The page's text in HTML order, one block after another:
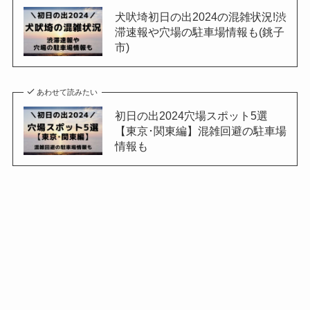
犬吠埼初日の出2024の混雑状況!渋
滞速報や穴場の駐車場情報も(銚子
市)
あわせて読みたい
初日の出2024穴場スポット5選
【東京･関東編】混雑回避の駐車場
情報も